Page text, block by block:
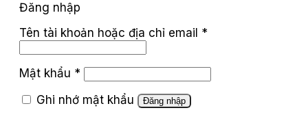
Đăng nhập
Tên tài khoản hoặc địa chỉ email *
Mật khẩu *
Ghi nhớ mật khẩu
Đăng nhập